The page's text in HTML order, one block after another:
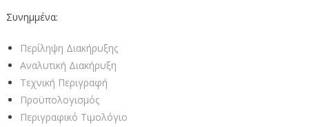
Συνημμένα:
Περίληψη Διακήρυξης
Αναλυτική Διακήρυξη
Τεχνική Περιγραφή
Προϋπολογισμός
Περιγραφικό Τιμολόγιο